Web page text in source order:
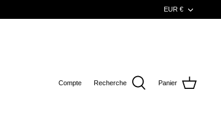
DEVISE
EUR €
Compte Recherche Panier